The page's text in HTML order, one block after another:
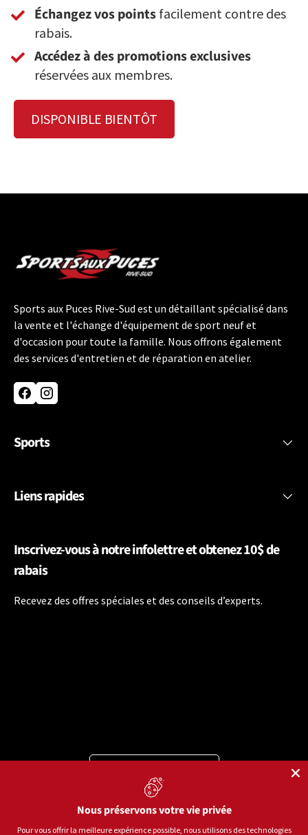
Échangez vos points facilement contre des
rabais.
Accédez à des promotions exclusives
réservées aux membres.
DISPONIBLE BIENTÔT
Sports aux Puces Rive-Sud est un détaillant spécialisé dans
la vente et l'échange d'équipement de sport neuf et
d'occasion pour toute la famille. Nous offrons également
des services d'entretien et de réparation en atelier.
FacebookInstagram
Sports
Liens rapides
Inscrivez-vous à notre infolettre et obtenez 10$ de
rabais
Recevez des offres spéciales et des conseils d’experts.
Moyens de paiement acceptés
Langue
Nous préservons votre vie privée
Pour vous offrir la meilleure expérience possible, nous utilisons des technologies